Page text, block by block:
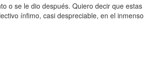
o se le dio después. Quiero decir que estas
ínfimo, casi despreciable, en el inmenso